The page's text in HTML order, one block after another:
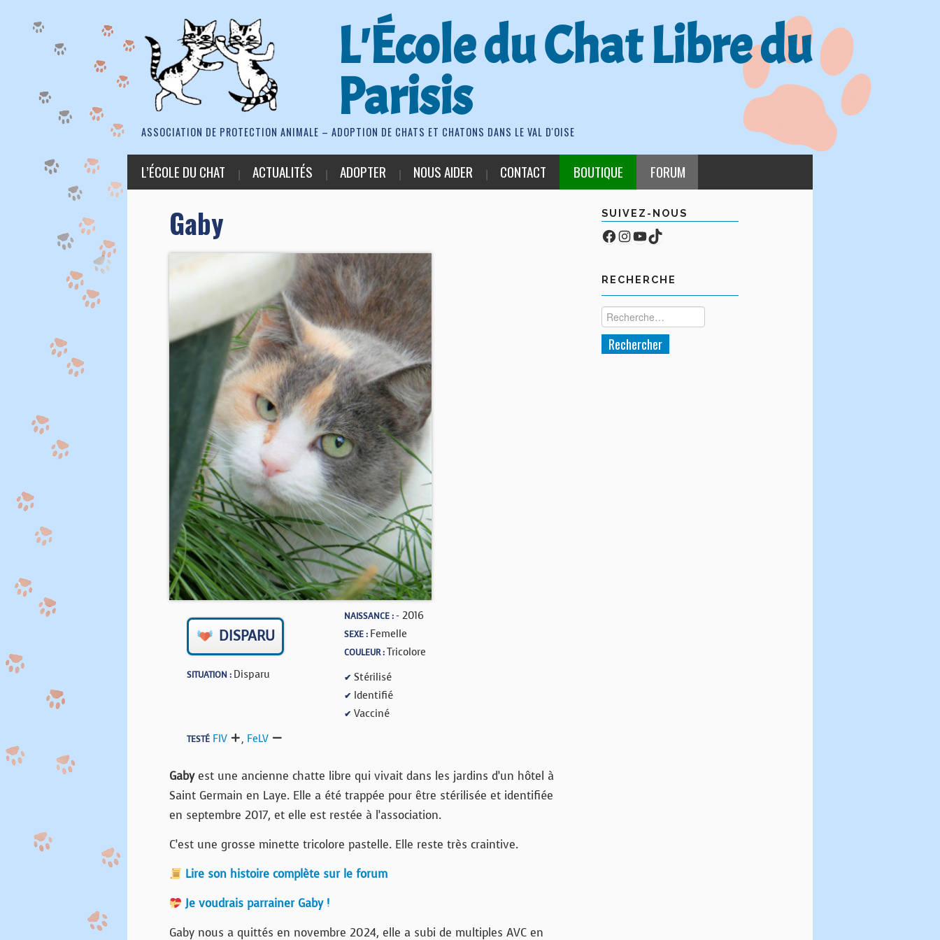
L'École du Chat Libre du
Parisis
ASSOCIATION DE PROTECTION ANIMALE – ADOPTION DE CHATS ET CHATONS DANS LE VAL D'OISE
L’ÉCOLE DU CHAT ACTUALITÉS ADOPTER NOUS AIDER CONTACT BOUTIQUE FORUM
Gaby
DISPARU
SITUATION : Disparu
NAISSANCE :- 2016
SEXE : Femelle
COULEUR :Tricolore
✔ Stérilisé
✔ Identifié
✔ Vacciné
TESTÉ FIV , FeLV
Gabyest une ancienne chatte libre qui vivait dans les jardins d’un hôtel à
Saint Germain en Laye. Elle a été trappée pour être stérilisée et identifiée
en septembre 2017, et elle est restée à l’association.
C’est une grosse minette tricolore pastelle. Elle reste très craintive.
Lire son histoire complète sur le forum
Je voudrais parrainer Gaby !
Gaby nous a quittés en novembre 2024, elle a subi de multiples AVC en
SUIVEZ-NOUS
Facebook
Compte Instagram
YouTube
TikTok
RECHERCHE